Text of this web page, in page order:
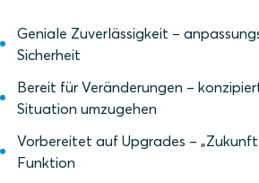
Geniale Zuverlässigkeit –
Sicherheit
Bereit für Veränderungen –
Situation umzugehen
Vorbereitet auf Upgrades –
Funktion